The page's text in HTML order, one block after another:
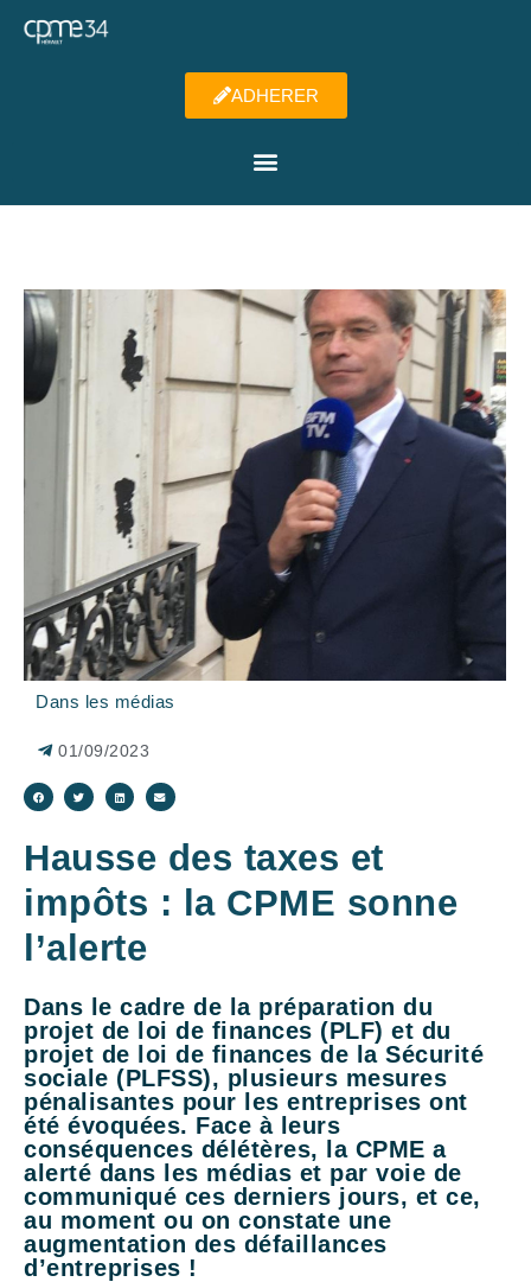
ADHERER
Dans les médias
01/09/2023
Hausse des taxes et
impôts : la CPME sonne
l’alerte
Dans le cadre de la préparation du
projet de loi de finances (PLF) et du
projet de loi de finances de la Sécurité
sociale (PLFSS), plusieurs mesures
pénalisantes pour les entreprises ont
été évoquées. Face à leurs
conséquences délétères, la CPME a
alerté dans les médias et par voie de
communiqué ces derniers jours, et ce,
au moment ou on constate une
augmentation des défaillances
d’entreprises !